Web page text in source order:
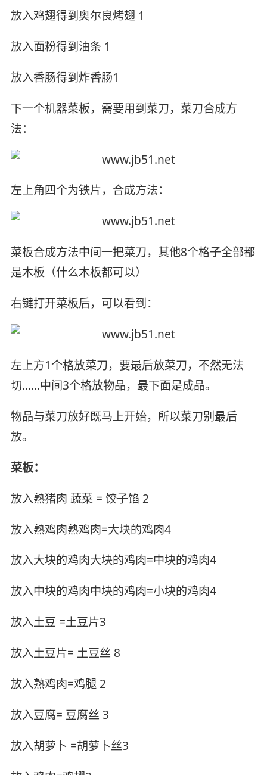
放入鸡翅得到奥尔良烤翅 1
放入面粉得到油条 1
放入香肠得到炸香肠1
下一个机器菜板，需要用到菜刀，菜刀合成方
法：
左上角四个为铁片，合成方法：
菜板合成方法中间一把菜刀，其他8个格子全部都
是木板（什么木板都可以）
右键打开菜板后，可以看到：
左上方1个格放菜刀，要最后放菜刀，不然无法
切……中间3个格放物品，最下面是成品。
物品与菜刀放好既马上开始，所以菜刀别最后
放。
菜板：
放入熟猪肉 蔬菜 = 饺子馅 2
放入熟鸡肉熟鸡肉=大块的鸡肉4
放入大块的鸡肉大块的鸡肉=中块的鸡肉4
放入中块的鸡肉中块的鸡肉=小块的鸡肉4
放入土豆 =土豆片3
放入土豆片= 土豆丝 8
放入熟鸡肉=鸡腿 2
放入豆腐= 豆腐丝 3
放入胡萝卜 =胡萝卜丝3